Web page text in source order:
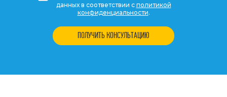
данных в соответствии с политикой
конфиденциальности.
ПОЛУЧИТЬ КОНСУЛЬТАЦИЮ